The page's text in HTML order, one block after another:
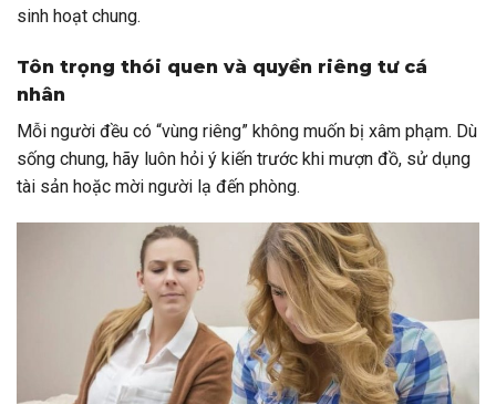
sinh hoạt chung.
Tôn trọng thói quen và quyền riêng tư cá
nhân
Mỗi người đều có “vùng riêng” không muốn bị xâm phạm. Dù
sống chung, hãy luôn hỏi ý kiến trước khi mượn đồ, sử dụng
tài sản hoặc mời người lạ đến phòng.